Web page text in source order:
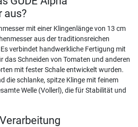
aus?
mit einer Klingenlänge von 13 cm
aus der traditionsreichen
verbindet handwerkliche Fertigung mit
das Schneiden von Tomaten und anderen
mit fester Schale entwickelt wurden.
die schlanke, spitze Klinge mit feinem
Welle (Vollerl), die für Stabilität und